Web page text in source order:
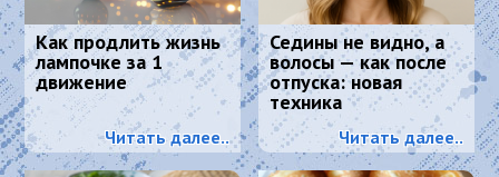
Как продлить жизнь
лампочке за 1
движение
Читать далее..
Седины не видно, а
волосы — как после
отпуска: новая
техника
окрашивания
маскирует седину
лучше любой краски
Читать далее..